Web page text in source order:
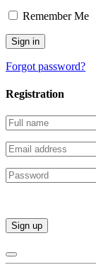
Remember Me
Forgot password?
Registration
Sign up